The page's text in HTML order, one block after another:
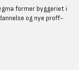
former byggeriet i
og nye proff-